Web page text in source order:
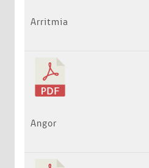
Arritmia
Angor